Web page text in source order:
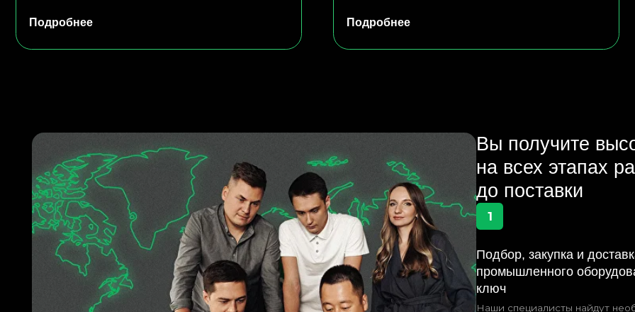
Вы получите
на всех этапах работы: от
промышленного оборудования под
Наши специалисты найдут необходимое
оборудование, лучшего поставщика
из топовых мировых брендов и организуют
надежный, быстрый логистический путь
на самых выгодных условиях